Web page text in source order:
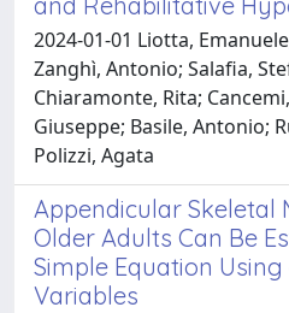
2024-01-01 Liotta,
Zanghì, Antonio; Salafia,
Chiaramonte, Rita;
Giuseppe; Basile, Antonio;
Polizzi, Agata
Appendicular Skeletal
Older Adults Can Be
Simple Equation
Variables